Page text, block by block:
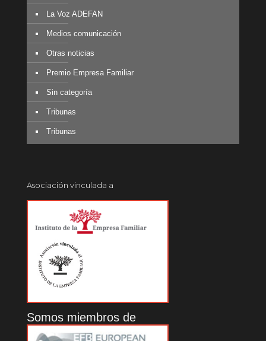
La Voz ADEFAN
Medios comunicación
Otras noticias
Premio Empresa Familiar
Sin categoría
Tribunas
Tribunas
Asociación vinculada a
Somos miembros de